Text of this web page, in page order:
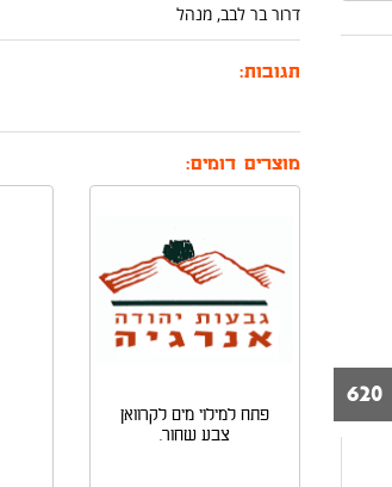
דרור בר לבב, מנהל
תגובות:
מוצרים דומים:
פתח למילוי מים לקרוואן
צבע שחור.